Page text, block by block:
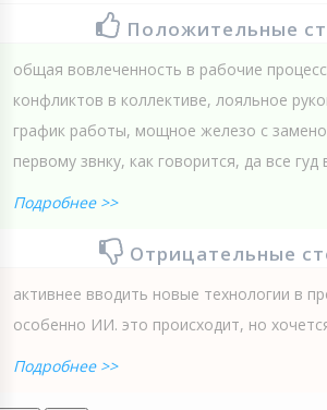
Положительные
общая вовлеченность в рабочие
конфликтов в коллективе, лояльное
график работы, мощное железо с
первому звнку, как говорится, да все
Подробнее >>
Отрицательные
активнее вводить новые технологии в
особенно ИИ. это происходит, но
Подробнее >>